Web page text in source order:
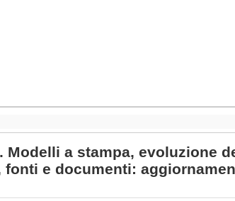
a stampa, evoluzione
e documenti: